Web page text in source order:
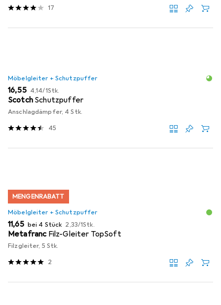
17
Möbelgleiter + Schutzpuffer
EUR
16,55 EUR
4,14/1Stk.
Scotch Schutzpuffer
Anschlagdämpfer, 4 Stk.
45
MENGENRABATT
Möbelgleiter + Schutzpuffer
EUR
11,65 bei 4 Stück EUR
2,33/1Stk.
Metafranc Filz-Gleiter TopSoft
Filzgleiter, 5 Stk.
2